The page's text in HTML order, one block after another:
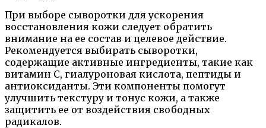
При выборе сыворотки для ускорения
восстановления кожи следует обратить
внимание на ее состав и целевое действие.
Рекомендуется выбирать сыворотки,
содержащие активные ингредиенты, такие как
витамин С, гиалуроновая кислота, пептиды и
антиоксиданты. Эти компоненты помогут
улучшить текстуру и тонус кожи, а также
защитить ее от воздействия свободных
радикалов.